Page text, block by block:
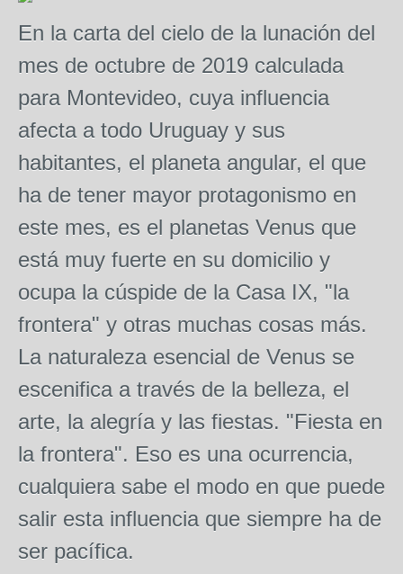
En la carta del cielo de la lunación del
mes de octubre de 2019 calculada
para Montevideo, cuya influencia
afecta a todo Uruguay y sus
habitantes, el planeta angular, el que
ha de tener mayor protagonismo en
este mes, es el planetas Venus que
está muy fuerte en su domicilio y
ocupa la cúspide de la Casa IX, "la
frontera" y otras muchas cosas más.
La naturaleza esencial de Venus se
escenifica a través de la belleza, el
arte, la alegría y las fiestas. "Fiesta en
la frontera". Eso es una ocurrencia,
cualquiera sabe el modo en que puede
salir esta influencia que siempre ha de
ser pacífica.